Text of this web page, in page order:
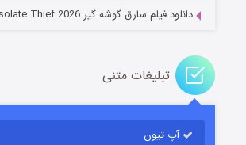
دانلود فیلم سارق گوشه گیر The Isolate Thief 2026
تبلیغات متنی
آپ تیون